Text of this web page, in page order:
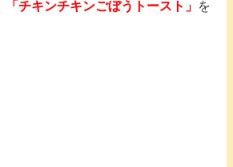
「チキンチキンごぼうトースト」 を